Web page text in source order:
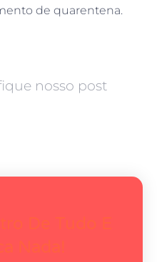
de quarentena.
nosso post